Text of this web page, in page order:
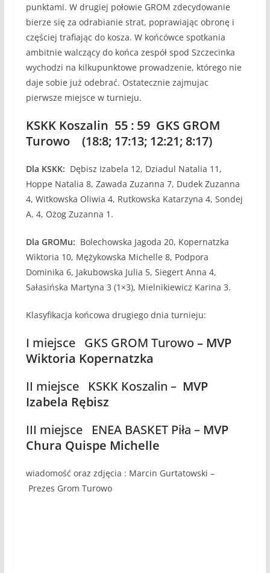
punktami. W drugiej połowie GROM zdecydowanie
bierze się za odrabianie strat, poprawiając obronę i
częściej trafiając do kosza. W końcówce spotkania
ambitnie walczący do końca zespół spod Szczecinka
wychodzi na kilkupunktowe prowadzenie, którego nie
daje sobie już odebrać. Ostatecznie zajmujac
pierwsze miejsce w turnieju.
KSKK Koszalin 55 : 59 GKS GROM
Turowo (18:8; 17:13; 12:21; 8:17)
Dla KSKK: Dębisz Izabela 12, Dziadul Natalia 11,
Hoppe Natalia 8, Zawada Zuzanna 7, Dudek Zuzanna
4, Witkowska Oliwia 4, Rutkowska Katarzyna 4, Sondej
A. 4, Ożog Zuzanna 1.
Dla GROMu: Bolechowska Jagoda 20, Kopernatzka
Wiktoria 10, Mężykowska Michelle 8, Podpora
Dominika 6, Jakubowska Julia 5, Siegert Anna 4,
Sałasińska Martyna 3 (1×3), Mielnikiewicz Karina 3.
Klasyfikacja końcowa drugiego dnia turnieju:
I miejsce GKS GROM Turowo – MVP
Wiktoria Kopernatzka
II miejsce KSKK Koszalin –MVP
Izabela Rębisz
III miejsce ENEA BASKET Piła – MVP
Chura Quispe Michelle
wiadomość oraz zdjęcia : Marcin Gurtatowski –
Prezes Grom Turowo